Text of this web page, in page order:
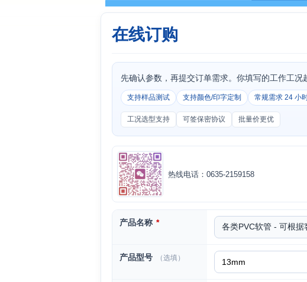
在线订购
先确认参数，再提交订单需求。你填写的工作工况
支持样品测试 支持颜色/印字定制 常规需求 24 小
工况选型支持 可签保密协议 批量价更优
热线电话：0635-2159158
产品名称 *
产品型号 （选填）